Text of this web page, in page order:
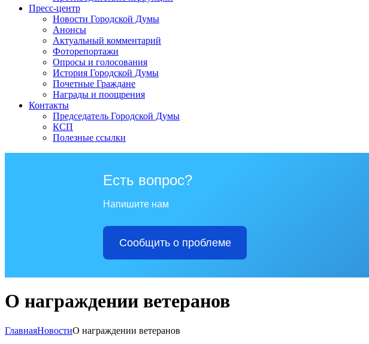
Пресс-центр
Новости Городской Думы
Анонсы
Актуальный комментарий
Фоторепортажи
Опросы и голосования
История Городской Думы
Почетные Граждане
Награды и поощрения
Контакты
Председатель Городской Думы
КСП
Полезные ссылки
Есть вопрос?
Напишите нам
Сообщить о проблеме
О награждении ветеранов
ГлавнаяНовостиО награждении ветеранов